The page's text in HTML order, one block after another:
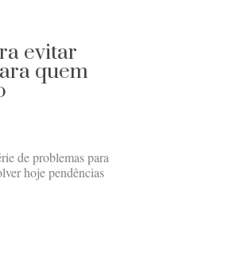
evitar
quem
de problemas para
hoje pendências